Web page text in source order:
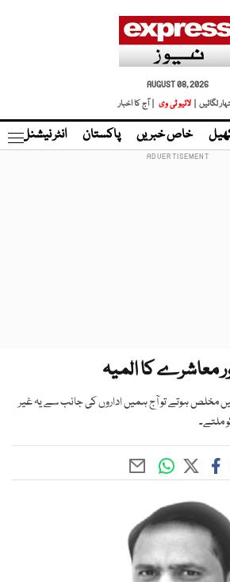
AUGUST 08, 2026
لگائیں |
لائیو ٹی وی | آج کا اخبار
خاص خبریں پاکستان انٹر نیشنل
معاشرے کا المیہ
مخلص ہوتے تو آج ہمیں اداروں کی جانب سے یہ غیر
ملتے۔